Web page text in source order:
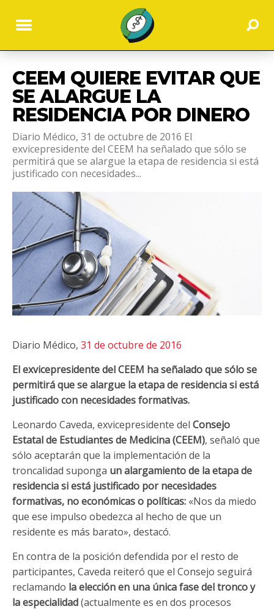
CEEM QUIERE EVITAR QUE
SE ALARGUE LA
RESIDENCIA POR DINERO
Diario Médico, 31 de octubre de 2016 El
exvicepresidente del CEEM ha señalado que sólo se
permitirá que se alargue la etapa de residencia si está
justificado con necesidades...
Diario Médico, 31 de octubre de 2016
El exvicepresidente del CEEM ha señalado que sólo se
permitirá que se alargue la etapa de residencia si está
justificado con necesidades formativas.
Leonardo Caveda, exvicepresidente del Consejo
Estatal de Estudiantes de Medicina (CEEM), señaló que
sólo aceptarán que la implementación de la
troncalidad suponga un alargamiento de la etapa de
residencia si está justificado por necesidades
formativas, no económicas o políticas: «Nos da miedo
que ese impulso obedezca al hecho de que un
residente es más barato», destacó.
En contra de la posición defendida por el resto de
participantes, Caveda reiteró que el Consejo seguirá
reclamando la elección en una única fase del tronco y
la especialidad(actualmente es en dos procesos